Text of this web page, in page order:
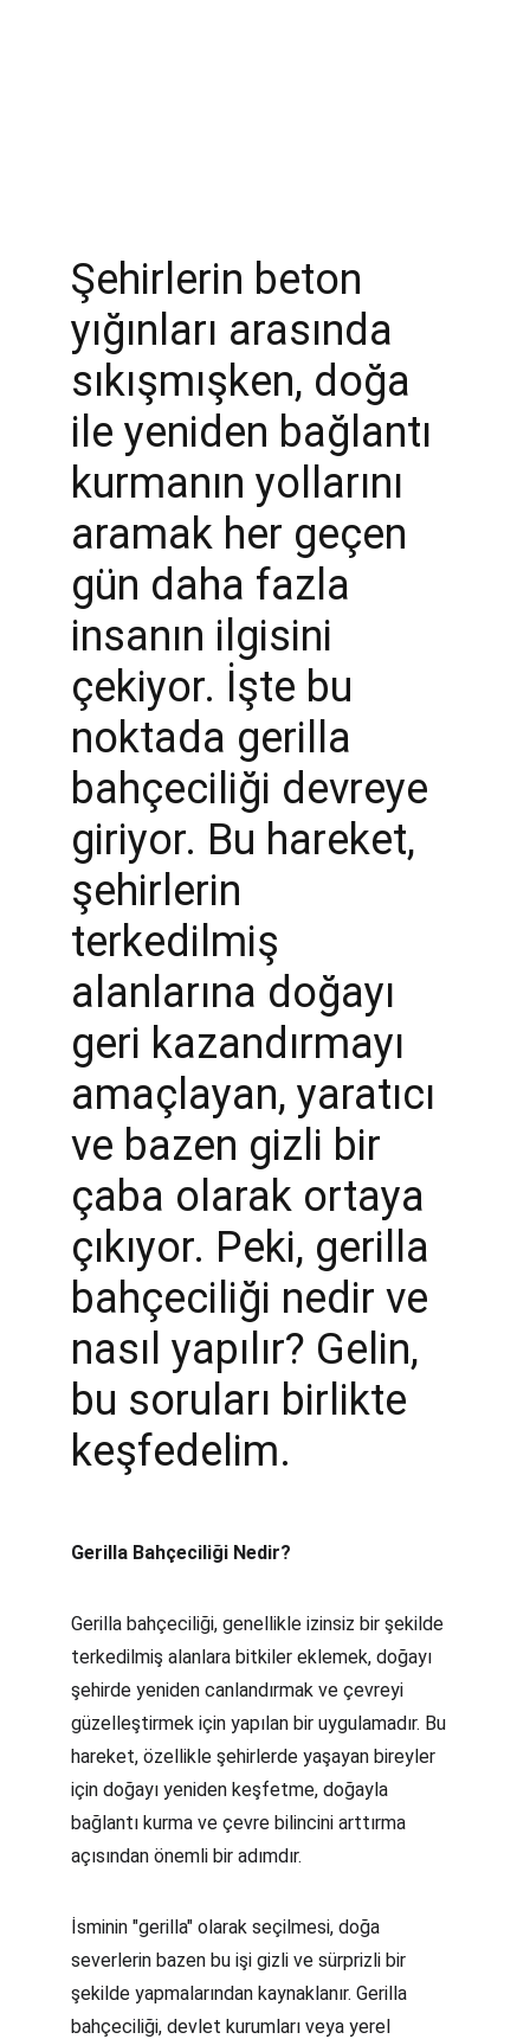
Şehirlerin beton
yığınları arasında
sıkışmışken, doğa
ile yeniden bağlantı
kurmanın yollarını
aramak her geçen
gün daha fazla
insanın ilgisini
çekiyor. İşte bu
noktada gerilla
bahçeciliği devreye
giriyor. Bu hareket,
şehirlerin
terkedilmiş
alanlarına doğayı
geri kazandırmayı
amaçlayan, yaratıcı
ve bazen gizli bir
çaba olarak ortaya
çıkıyor. Peki, gerilla
bahçeciliği nedir ve
nasıl yapılır? Gelin,
bu soruları birlikte
keşfedelim.
Gerilla Bahçeciliği Nedir?
Gerilla bahçeciliği, genellikle izinsiz bir şekilde
terkedilmiş alanlara bitkiler eklemek, doğayı
şehirde yeniden canlandırmak ve çevreyi
güzelleştirmek için yapılan bir uygulamadır. Bu
hareket, özellikle şehirlerde yaşayan bireyler
için doğayı yeniden keşfetme, doğayla
bağlantı kurma ve çevre bilincini arttırma
açısından önemli bir adımdır.
İsminin "gerilla" olarak seçilmesi, doğa
severlerin bazen bu işi gizli ve sürprizli bir
şekilde yapmalarından kaynaklanır. Gerilla
bahçeciliği, devlet kurumları veya yerel